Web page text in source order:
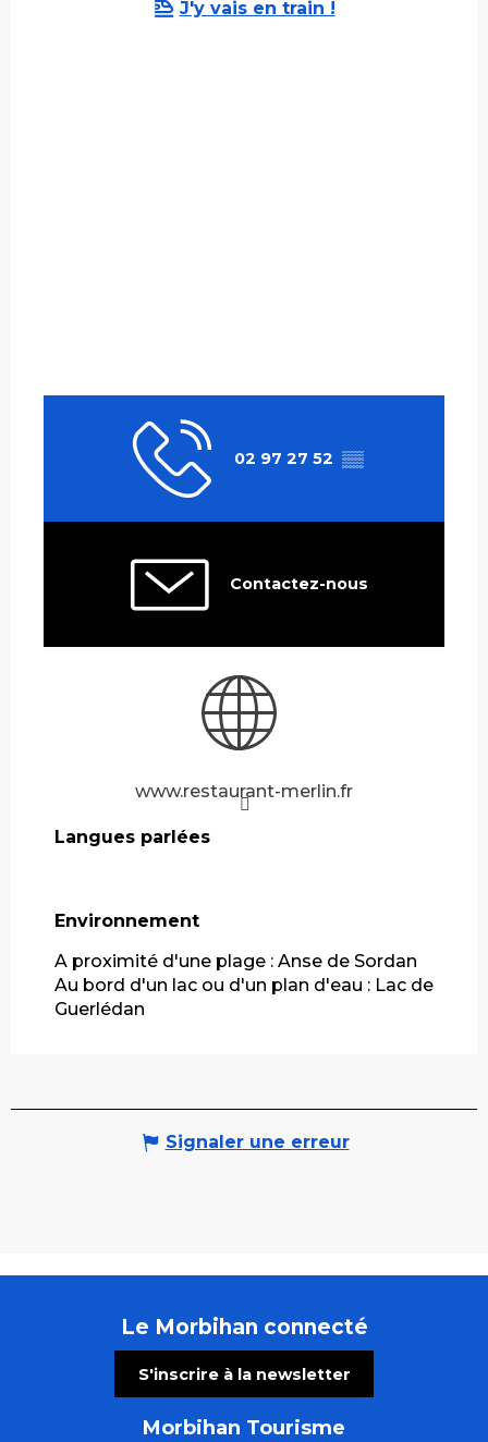
J'y vais en train !
02 97 27 52 ▒▒
Contactez-nous
www.restaurant-merlin.fr
Langues parlées
Langues parlées
Environnement
Environnement
A proximité d'une plage : Anse de Sordan
Au bord d'un lac ou d'un plan d'eau : Lac de
Guerlédan
Signaler une erreur
Le Morbihan connecté
S'inscrire à la newsletter
Morbihan Tourisme